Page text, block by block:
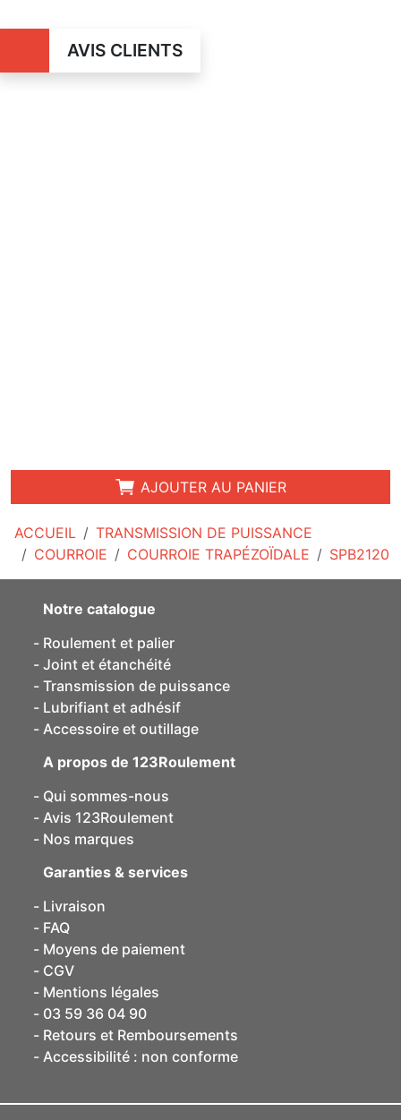
ACCUEIL
TRANSMISSION DE PUISSANCE
COURROIE
COURROIE TRAPÉZOÏDALE SPB2120
AVIS CLIENTS
AJOUTER AU PANIER
Notre catalogue
Roulement et palier
Joint et étanchéité
Transmission de puissance
Lubrifiant et adhésif
Accessoire et outillage
A propos de 123Roulement
Qui sommes-nous
Avis 123Roulement
Nos marques
Garanties & services
Livraison
FAQ
Moyens de paiement
CGV
Mentions légales
03 59 36 04 90
Retours et Remboursements
Accessibilité : non conforme